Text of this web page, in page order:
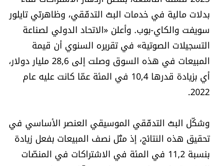
كتّابنا
تحت المجهر
آراء
اقتصاد
الصحافة الإسرائيلية
بدلات مالية في خدمات البثّ التدفّقي، وظاهرتَي تايلور
سويفت والكاي-بوب. وأعلن «الاتحاد الدولي لصناعة
التسجيلات الصوتية» في تقريره السنوي أن قيمة
المبيعات في هذه السوق وصلت إلى 28,6 مليار دولار،
أي بزيادة قدرها 10,4 في المئة عمّا كانت عليه عام
2022.
وشكّل البثّ التدفّقي الموسيقي العنصر الأساسي في
تحقيق هذه النتائج، إذ مثّل نصف المبيعات بفعل زيادة
بنسبة 11,2 في المئة في الاشتراكات في المنصّات